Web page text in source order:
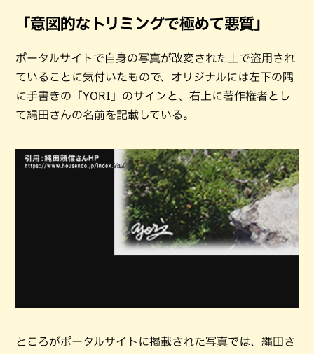
「意図的なトリミングで極めて悪質」
ポータルサイトで自身の写真が改変された上で盗用され
ていることに気付いたもので、オリジナルには左下の隅
に手書きの「YORI」のサインと、右上に著作権者とし
て縄田さんの名前を記載している。
ところがポータルサイトに掲載された写真では、縄田さ